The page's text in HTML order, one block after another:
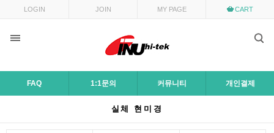
LOGIN JOIN MY PAGE CART
FAQ 1:1문의 커뮤니티 개인결제
실체 현미경